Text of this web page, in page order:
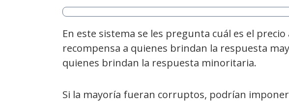
En este sistema se les pregunta cuál es el
recompensa a quienes brindan la respuesta
quienes brindan la respuesta minoritaria.
Si la mayoría fueran corruptos, podrían